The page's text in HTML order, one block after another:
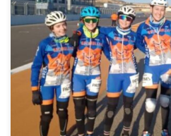
El club oscense asistió este pasado
favor de la Asociación de familiares
demencias del Bajo Aragón en la
Aragón de la localidad de Alcañiz,
deportistas […]